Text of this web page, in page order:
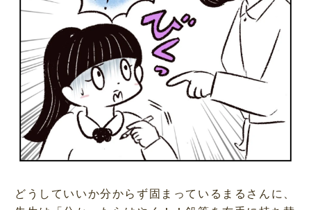
どうしていいか分からず固まっているまるさんに、